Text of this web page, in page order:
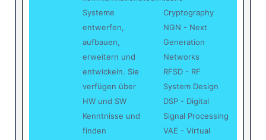
Systeme
entwerfen,
aufbauen,
erweitern und
entwickeln. Sie
verfügen über
HW und SW
Kenntnisse und
finden
Cryptography
NGN - Next
Generation
Networks
RFSD - RF
System Design
DSP - Digital
Signal Processing
VAE - Virtual